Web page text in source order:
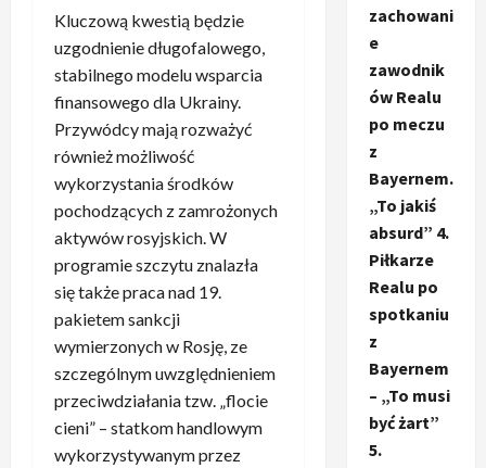
Kluczową kwestią będzie
uzgodnienie długofalowego,
stabilnego modelu wsparcia
finansowego dla Ukrainy.
Przywódcy mają rozważyć
również możliwość
wykorzystania środków
pochodzących z zamrożonych
aktywów rosyjskich. W
programie szczytu znalazła
się także praca nad 19.
pakietem sankcji
wymierzonych w Rosję, ze
szczególnym uwzględnieniem
przeciwdziałania tzw. „flocie
cieni” – statkom handlowym
wykorzystywanym przez
zachowani
e
zawodnik
ów Realu
po meczu
z
Bayernem.
„To jakiś
absurd” 4.
Piłkarze
Realu po
spotkaniu
z
Bayernem
– „To musi
być żart”
5.